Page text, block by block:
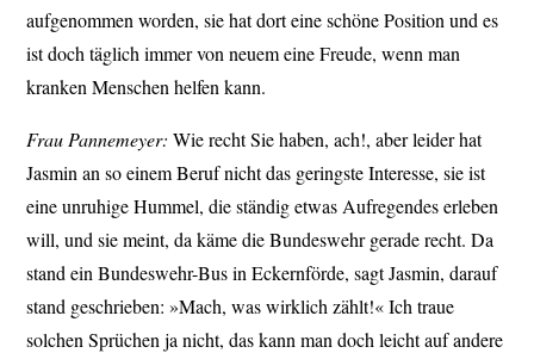
aufgenommen worden, sie hat dort eine schöne Position und es
ist doch täglich immer von neuem eine Freude, wenn man
kranken Menschen helfen kann.
Frau Pannemeyer:Wie recht Sie haben, ach!, aber leider hat
Jasmin an so einem Beruf nicht das geringste Interesse, sie ist
eine unruhige Hummel, die ständig etwas Aufregendes erleben
will, und sie meint, da käme die Bundeswehr gerade recht. Da
stand ein Bundeswehr-Bus in Eckernförde, sagt Jasmin, darauf
stand geschrieben: »Mach, was wirklich zählt!« Ich traue
solchen Sprüchen ja nicht, das kann man doch leicht auf andere